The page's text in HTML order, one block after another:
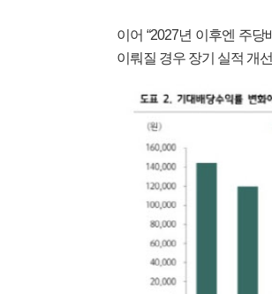
이어 “2027년 이후엔 주당
이뤄질 경우 장기 실적 개